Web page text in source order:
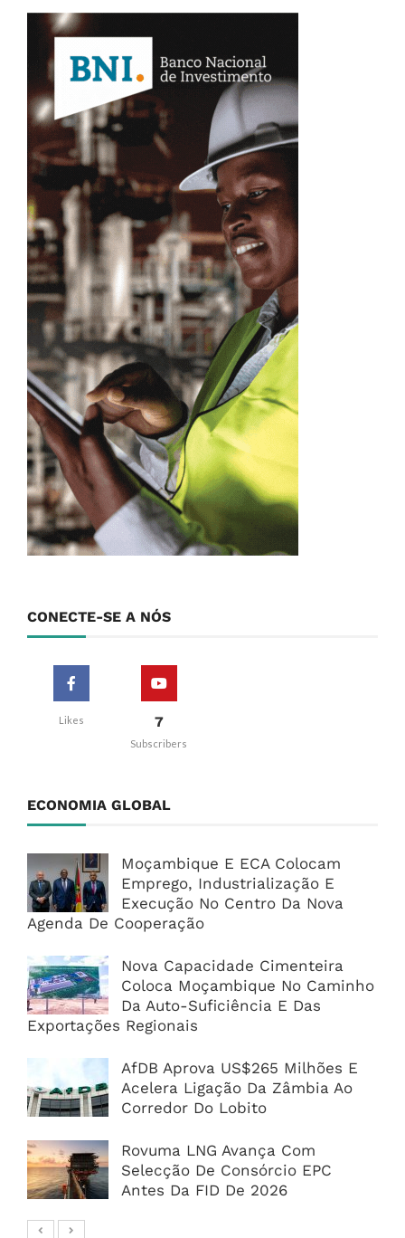
CONECTE-SE A NÓS
Likes 7
Subscribers
ECONOMIA GLOBAL
Moçambique E ECA Colocam
Emprego, Industrialização E
Execução No Centro Da Nova
Agenda De Cooperação
Nova Capacidade Cimenteira
Coloca Moçambique No Caminho
Da Auto-Suficiência E Das
Exportações Regionais
AfDB Aprova US$265 Milhões E
Acelera Ligação Da Zâmbia Ao
Corredor Do Lobito
Rovuma LNG Avança Com
Selecção De Consórcio EPC
Antes Da FID De 2026